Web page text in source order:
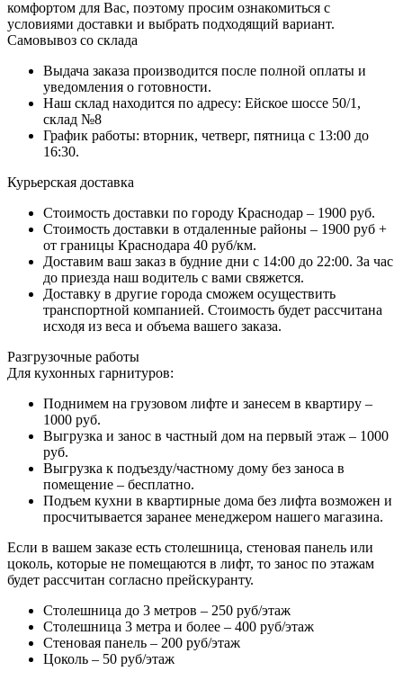
комфортом для Вас, поэтому просим ознакомиться с
условиями доставки и выбрать подходящий вариант.
Самовывоз со склада
Выдача заказа производится после полной оплаты и
уведомления о готовности.
Наш склад находится по адресу: Ейское шоссе 50/1,
склад №8
График работы: вторник, четверг, пятница с 13:00 до
16:30.
Курьерская доставка
Стоимость доставки по городу Краснодар – 1900 руб.
Стоимость доставки в отдаленные районы – 1900 руб +
от границы Краснодара 40 руб/км.
Доставим ваш заказ в будние дни с 14:00 до 22:00. За час
до приезда наш водитель с вами свяжется.
Доставку в другие города сможем осуществить
транспортной компанией. Стоимость будет рассчитана
исходя из веса и объема вашего заказа.
Разгрузочные работы
Для кухонных гарнитуров:
Поднимем на грузовом лифте и занесем в квартиру –
1000 руб.
Выгрузка и занос в частный дом на первый этаж – 1000
руб.
Выгрузка к подъезду/частному дому без заноса в
помещение – бесплатно.
Подъем кухни в квартирные дома без лифта возможен и
просчитывается заранее менеджером нашего магазина.
Если в вашем заказе есть столешница, стеновая панель или
цоколь, которые не помещаются в лифт, то занос по этажам
будет рассчитан согласно прейскуранту.
Столешница до 3 метров – 250 руб/этаж
Столешница 3 метра и более – 400 руб/этаж
Стеновая панель – 200 руб/этаж
Цоколь – 50 руб/этаж